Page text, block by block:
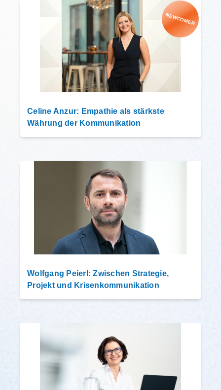
NEWCOMER
Celine Anzur: Empathie als stärkste
Währung der Kommunikation
Wolfgang Peierl: Zwischen Strategie,
Projekt und Krisenkommunikation